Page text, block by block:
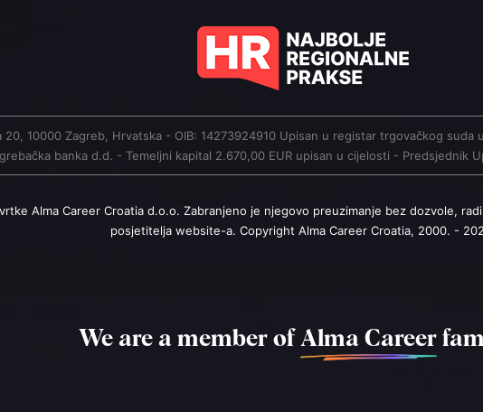
10000 Zagreb, Hrvatska - OIB: 14273924910 Upisan u registar trgovačkog
banka d.d. - Temeljni kapital 2.670,00 EUR upisan u cijelosti - Predsjednik
Alma Career Croatia d.o.o. Zabranjeno je njegovo preuzimanje bez dozvole,
posjetitelja website-a. Copyright Alma Career Croatia, 2000. -
We are a member of Alma Career